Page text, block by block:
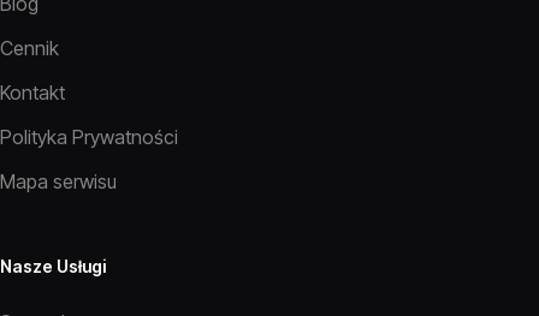
Cennik
Kontakt
Polityka Prywatności
Mapa serwisu
Nasze Usługi